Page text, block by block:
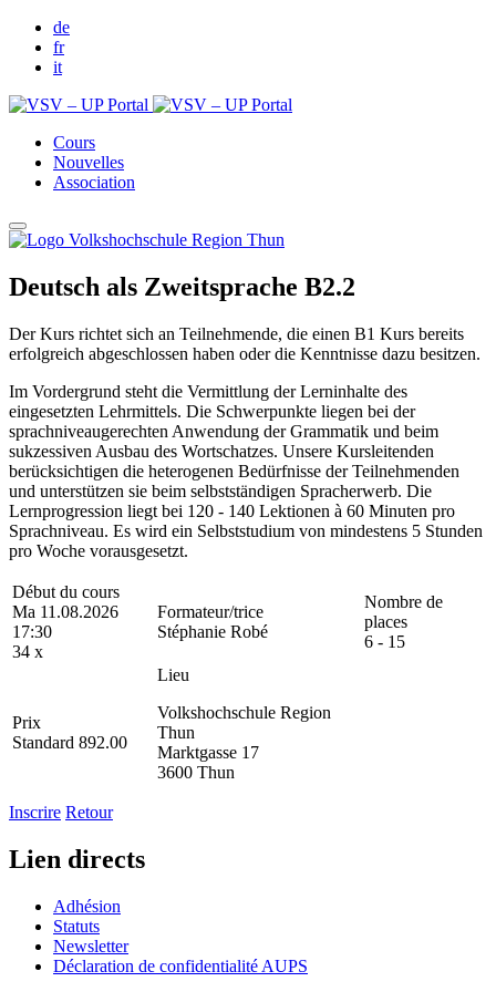
de
fr
it
Cours
Nouvelles
Association
Deutsch als Zweitsprache B2.2
Der Kurs richtet sich an Teilnehmende, die einen B1 Kurs bereits
erfolgreich abgeschlossen haben oder die Kenntnisse dazu besitzen.
Im Vordergrund steht die Vermittlung der Lerninhalte des
eingesetzten Lehrmittels. Die Schwerpunkte liegen bei der
sprachniveaugerechten Anwendung der Grammatik und beim
sukzessiven Ausbau des Wortschatzes. Unsere Kursleitenden
berücksichtigen die heterogenen Bedürfnisse der Teilnehmenden
und unterstützen sie beim selbstständigen Spracherwerb. Die
Lernprogression liegt bei 120 - 140 Lektionen à 60 Minuten pro
Sprachniveau. Es wird ein Selbststudium von mindestens 5 Stunden
pro Woche vorausgesetzt.
Début du cours
Ma 11.08.2026
17:30
34 x
Formateur/trice
Stéphanie Robé
Nombre de
places
6 - 15
Prix
Standard 892.00
Lieu
Volkshochschule Region
Thun
Marktgasse 17
3600 Thun
Inscrire Retour
Lien directs
Adhésion
Statuts
Newsletter
Déclaration de confidentialité AUPS